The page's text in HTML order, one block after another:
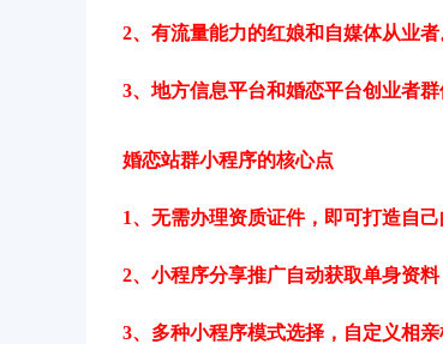
2、有流量能力的红娘和自媒体从业者
3、地方信息平台和婚恋平台创业者群
婚恋站群小程序的核心点
1、无需办理资质证件，即可打造自
2、小程序分享推广自动获取单身资
3、多种小程序模式选择，自定义相